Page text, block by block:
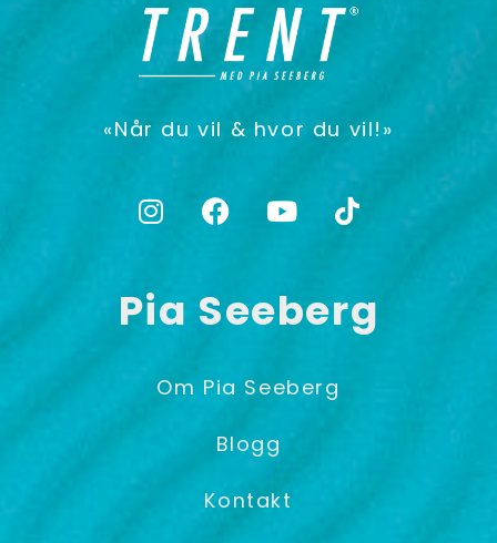
«Når du vil & hvor du vil!»
Pia Seeberg
Om Pia Seeberg
Blogg
Kontakt